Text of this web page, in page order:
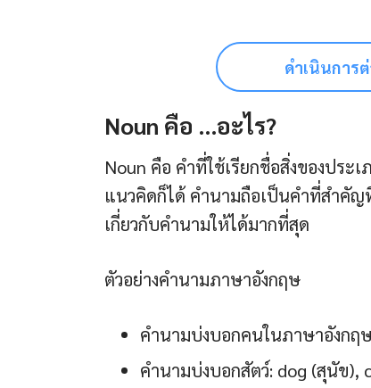
ดำเนินการ
Noun คือ …อะไร?
Noun คือ คำที่ใช้เรียกชื่อสิ่งของปร
แนวคิดก็ได้ คำนามถือเป็นคำที่สำคั
เกี่ยวกับคำนามให้ได้มากที่สุด
ตัวอย่างคำนามภาษาอังกฤษ
คำนามบ่งบอกคนในภาษาอังกฤ
คำนามบ่งบอกสัตว์: dog (สุนัข),